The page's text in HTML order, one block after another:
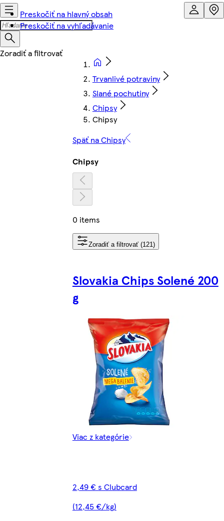
Preskočiť na hlavný obsah
Preskočiť na vyhľadávanie
Trvanlivé potraviny
Slané pochutiny
Chipsy
Chipsy
Späť na Chipsy
Chipsy
0 items
Zoradiť a filtrovať (121)
Slovakia Chips Solené 200
g
Viac z kategórie
2,49 € s Clubcard
(12,45 €/kg)